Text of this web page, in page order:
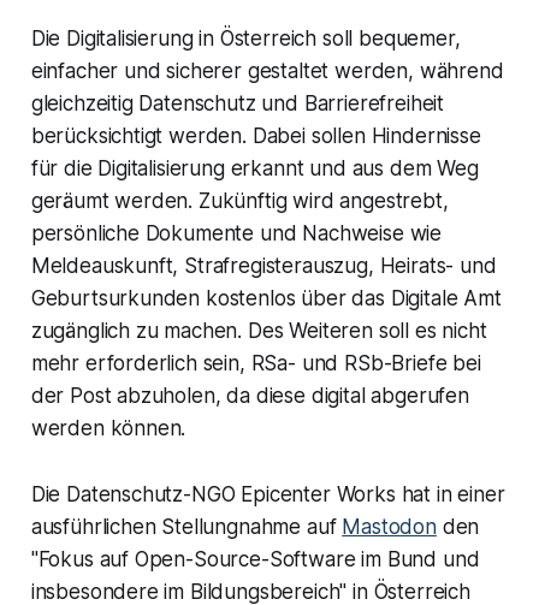
Die Digitalisierung in Österreich soll bequemer,
einfacher und sicherer gestaltet werden, während
gleichzeitig Datenschutz und Barrierefreiheit
berücksichtigt werden. Dabei sollen Hindernisse
für die Digitalisierung erkannt und aus dem Weg
geräumt werden. Zukünftig wird angestrebt,
persönliche Dokumente und Nachweise wie
Meldeauskunft, Strafregisterauszug, Heirats- und
Geburtsurkunden kostenlos über das Digitale Amt
zugänglich zu machen. Des Weiteren soll es nicht
mehr erforderlich sein, RSa- und RSb-Briefe bei
der Post abzuholen, da diese digital abgerufen
werden können.
Die Datenschutz-NGO Epicenter Works hat in einer
ausführlichen Stellungnahme auf Mastodonden
"Fokus auf Open-Source-Software im Bund und
insbesondere im Bildungsbereich" in Österreich